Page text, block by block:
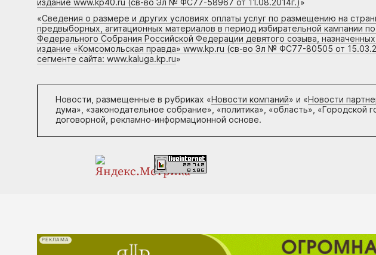
«Сведения о размере и других условиях оплаты услуг по размещению на
предвыборных, агитационных материалов в период избирательной кампании
Федерального Собрания Российской Федерации девятого созыва,
издание «Комсомольская правда» www.kp.ru (св-во Эл № ФС77-80505 от
сегменте сайта: www.kaluga.kp.ru»
Новости, размещенные в рубриках «Новости компаний» и «Новости
дума», «законодательное собрание», «политика», «область», «Городской
договорной, рекламно-информационной основе.
РЕКЛАМА